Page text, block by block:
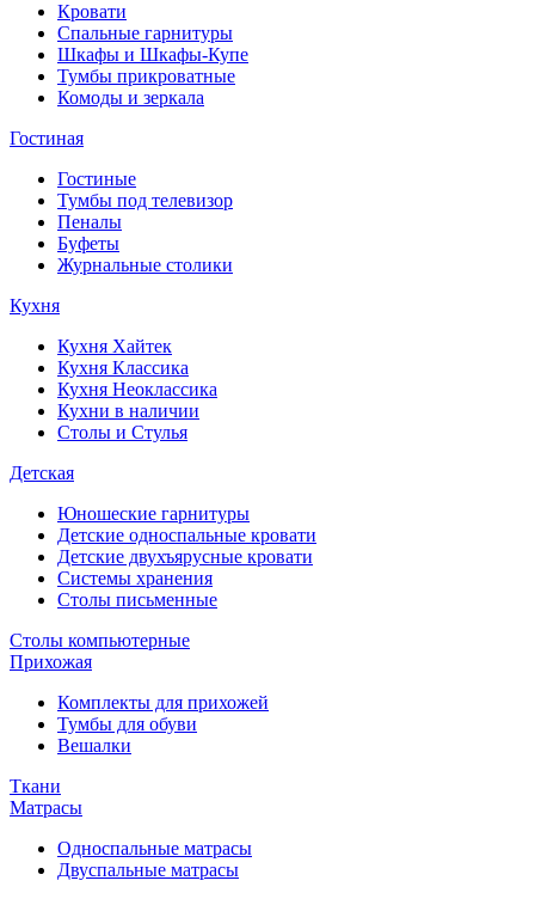
Кровати
Спальные гарнитуры
Шкафы и Шкафы-Купе
Тумбы прикроватные
Комоды и зеркала
Гостиная
Гостиные
Тумбы под телевизор
Пеналы
Буфеты
Журнальные столики
Кухня
Кухня Хайтек
Кухня Классика
Кухня Неоклассика
Кухни в наличии
Столы и Стулья
Детская
Юношеские гарнитуры
Детские односпальные кровати
Детские двухъярусные кровати
Системы хранения
Столы письменные
Столы компьютерные
Прихожая
Комплекты для прихожей
Тумбы для обуви
Вешалки
Ткани
Матрасы
Односпальные матрасы
Двуспальные матрасы